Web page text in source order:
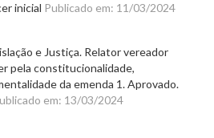
inicial Publicado em: 11/03/2024
e Justiça. Relator vereador
pela constitucionalidade,
da emenda 1. Aprovado.
em: 13/03/2024